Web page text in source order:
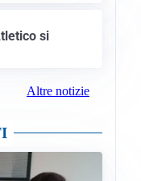
si
Altre notizie